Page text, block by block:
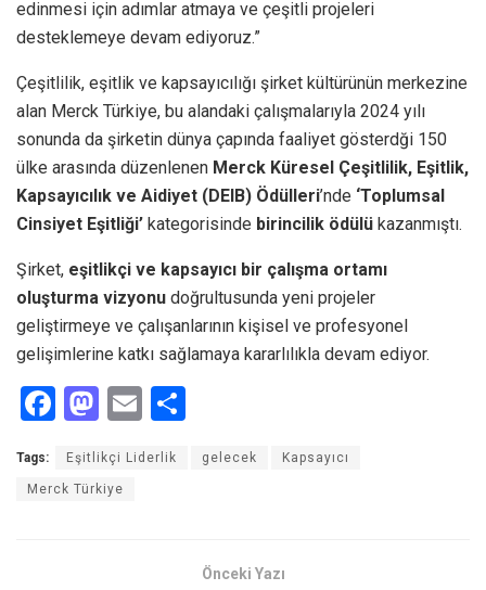
edinmesi için adımlar atmaya ve çeşitli projeleri
desteklemeye devam ediyoruz.”
Çeşitlilik, eşitlik ve kapsayıcılığı şirket kültürünün merkezine
alan Merck Türkiye, bu alandaki çalışmalarıyla 2024 yılı
sonunda da şirketin dünya çapında faaliyet gösterdği 150
ülke arasında düzenlenen Merck Küresel Çeşitlilik, Eşitlik,
Kapsayıcılık ve Aidiyet (DEIB) Ödülleri’nde ‘Toplumsal
Cinsiyet Eşitliği’ kategorisinde birincilik ödülü kazanmıştı.
Şirket, eşitlikçi ve kapsayıcı bir çalışma ortamı
oluşturma vizyonu doğrultusunda yeni projeler
geliştirmeye ve çalışanlarının kişisel ve profesyonel
gelişimlerine katkı sağlamaya kararlılıkla devam ediyor.
F
ce
b
M
st
o
E
ail
ar
Tags: Eşitlikçi Liderlik gelecek Kapsayıcı
Merck Türkiye
Önceki Yazı